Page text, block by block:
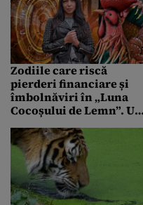
Zodiile care riscă
pierderi financiare și
îmbolnăviri în „Luna
Cocoșului de Lemn”. Un
nativi cum să prevină
pericolul